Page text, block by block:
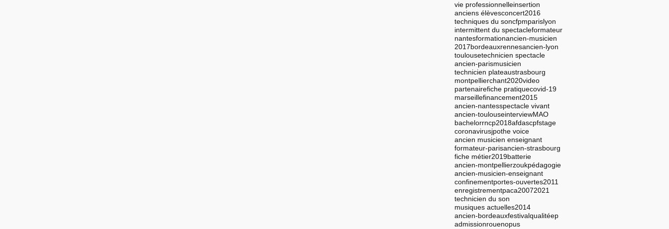
vie professionnelleinsertion
anciens élèvesconcert2016
techniques du soncfpmparislyon
intermittent du spectacleformateur
nantesformationancien-musicien
2017bordeauxrennesancien-lyon
toulousetechnicien spectacle
ancien-parismusicien
technicien plateaustrasbourg
montpellierchant2020video
partenairefiche pratiquecovid-19
marseillefinancement2015
ancien-nantesspectacle vivant
ancien-toulouseinterviewMAO
bachelorrncp2018afdascpfstage
coronavirusjpothe voice
ancien musicien enseignant
formateur-parisancien-strasbourg
fiche métier2019batterie
ancien-montpellierzoukpédagogie
ancien-musicien-enseignant
confinementportes-ouvertes2011
enregistrementpaca20072021
technicien du son
musiques actuelles2014
ancien-bordeauxfestivalqualitéep
admissionrouenopus